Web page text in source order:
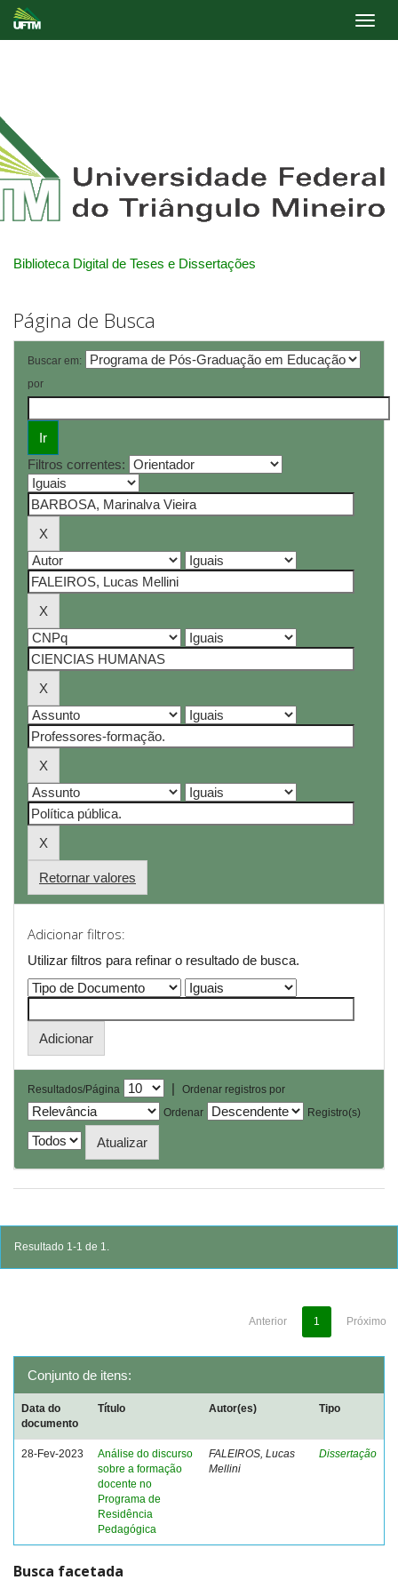
Biblioteca Digital de Teses e Dissertações
Página de Busca
Buscar em:
por
Filtros correntes:
Retornar valores
Adicionar filtros:
Utilizar filtros para refinar o resultado de busca.
Resultados/Página |
Ordenar registros por
Ordenar
Registro(s)
Resultado 1-1 de 1.
Anterior 1 Próximo
Conjunto de itens:
Data do
documento
Título Autor(es) Tipo
28-Fev-2023
Análise do discurso
sobre a formação
docente no
Programa de
Residência
Pedagógica
FALEIROS, Lucas
Mellini
Dissertação
Busca facetada